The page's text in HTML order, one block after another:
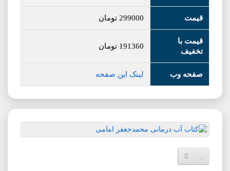
قیمت 299000 تومان
قیمت با
تخفیف
191360 تومان
صفحه وب لینک این صفحه
افزودن به لیست دلخواه